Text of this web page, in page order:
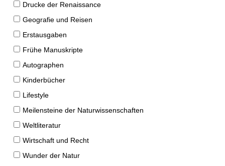
Drucke der Renaissance
Geografie und Reisen
Erstausgaben
Frühe Manuskripte
Autographen
Kinderbücher
Lifestyle
Meilensteine der Naturwissenschaften
Weltliteratur
Wirtschaft und Recht
Wunder der Natur